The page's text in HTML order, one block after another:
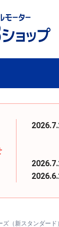
この
お客
ズ（新スタンダード